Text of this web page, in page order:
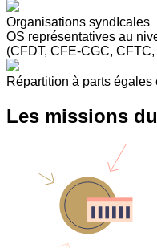
Organisations syndIcales
OS représentatives au
(CFDT, CFE-CGC, CFTC,
Répartition à parts égales
Les missions